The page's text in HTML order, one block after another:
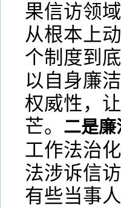
果信访领
从根本上
个制度到
以自身廉
权威性，
芒。 二是
工作法治
法涉诉信
有些当事